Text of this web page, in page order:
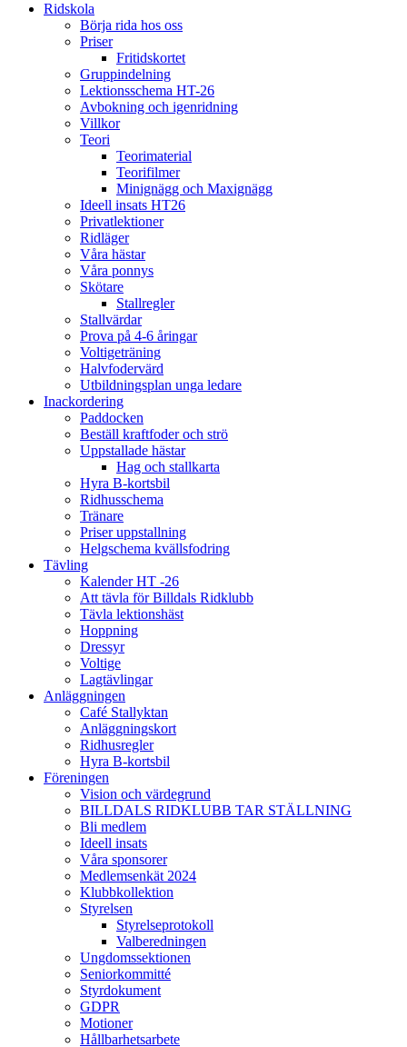
Ridskola
Börja rida hos oss
Priser
Fritidskortet
Gruppindelning
Lektionsschema HT-26
Avbokning och igenridning
Villkor
Teori
Teorimaterial
Teorifilmer
Minignägg och Maxignägg
Ideell insats HT26
Privatlektioner
Ridläger
Våra hästar
Våra ponnys
Skötare
Stallregler
Stallvärdar
Prova på 4-6 åringar
Voltigeträning
Halvfodervärd
Utbildningsplan unga ledare
Inackordering
Paddocken
Beställ kraftfoder och strö
Uppstallade hästar
Hag och stallkarta
Hyra B-kortsbil
Ridhusschema
Tränare
Priser uppstallning
Helgschema kvällsfodring
Tävling
Kalender HT -26
Att tävla för Billdals Ridklubb
Tävla lektionshäst
Hoppning
Dressyr
Voltige
Lagtävlingar
Anläggningen
Café Stallyktan
Anläggningskort
Ridhusregler
Hyra B-kortsbil
Föreningen
Vision och värdegrund
BILLDALS RIDKLUBB TAR STÄLLNING
Bli medlem
Ideell insats
Våra sponsorer
Medlemsenkät 2024
Klubbkollektion
Styrelsen
Styrelseprotokoll
Valberedningen
Ungdomssektionen
Seniorkommitté
Styrdokument
GDPR
Motioner
Hållbarhetsarbete